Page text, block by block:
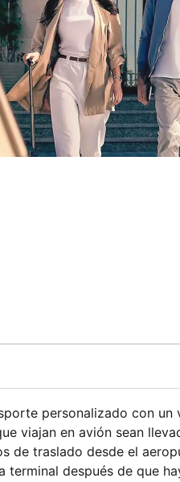
personalizado con un
viajan en avión sean
de traslado desde el
después de que